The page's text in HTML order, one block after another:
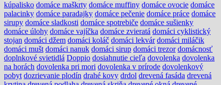
kúpalisko domáce maškrty domáce muffiny domáce ovocie domáce
palacinky domáce paradajky domáce pečenie domáce práce domáce
sirupy domáce sladkosti domáce spotrebiče domáce sušienky
domáce úlohy domáce vajíčka domáce zvieratá domáci cyklistický
stojan domáci džem domáci koláč domáci lekvár domáci miláčik
domáci mušt domáci nanuk domáci sirup domáci trezor domácnosť
doplnkové svietidlá Doppio dosiahnutie cieľa dovolenka dovolenka
na horách dovolenka pri mori dovolenka v prírode dovolenkový
pobyt dozrievanie plodín drahé kovy drdol drevená fasáda drevená